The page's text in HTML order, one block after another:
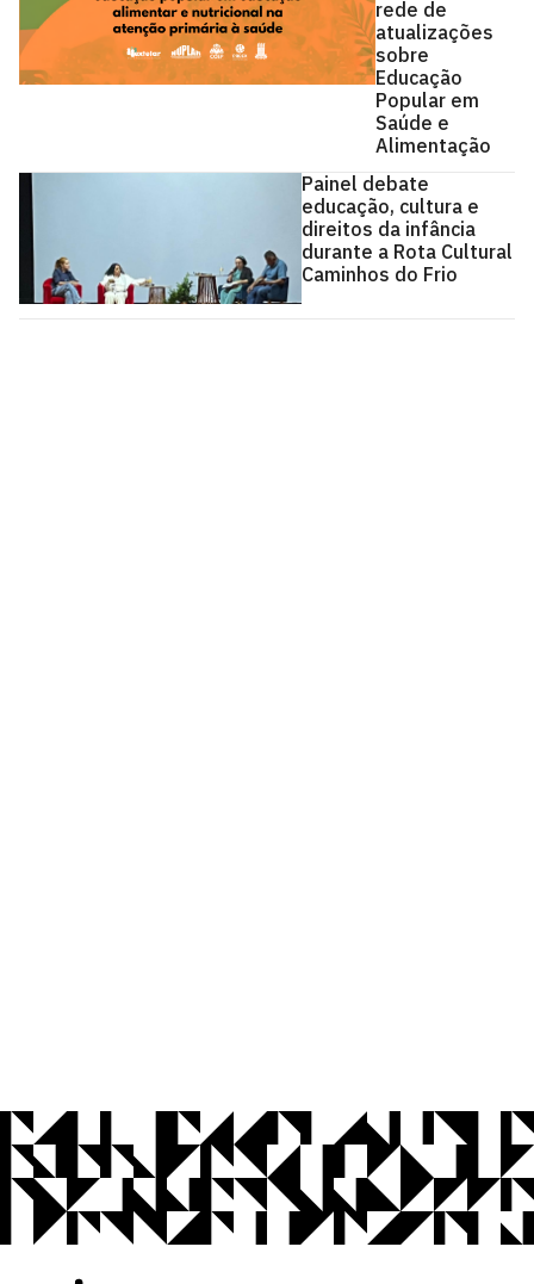
rede de
atualizações
sobre
Educação
Popular em
Saúde e
Alimentação
Painel debate
educação, cultura e
direitos da infância
durante a Rota Cultural
Caminhos do Frio